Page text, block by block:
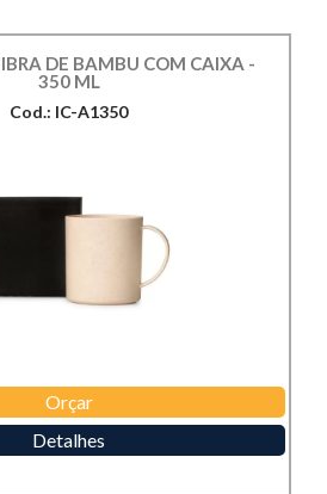
DE BAMBU COM CAIXA -
350 ML
Cod.: IC-A1350
Orçar
Detalhes